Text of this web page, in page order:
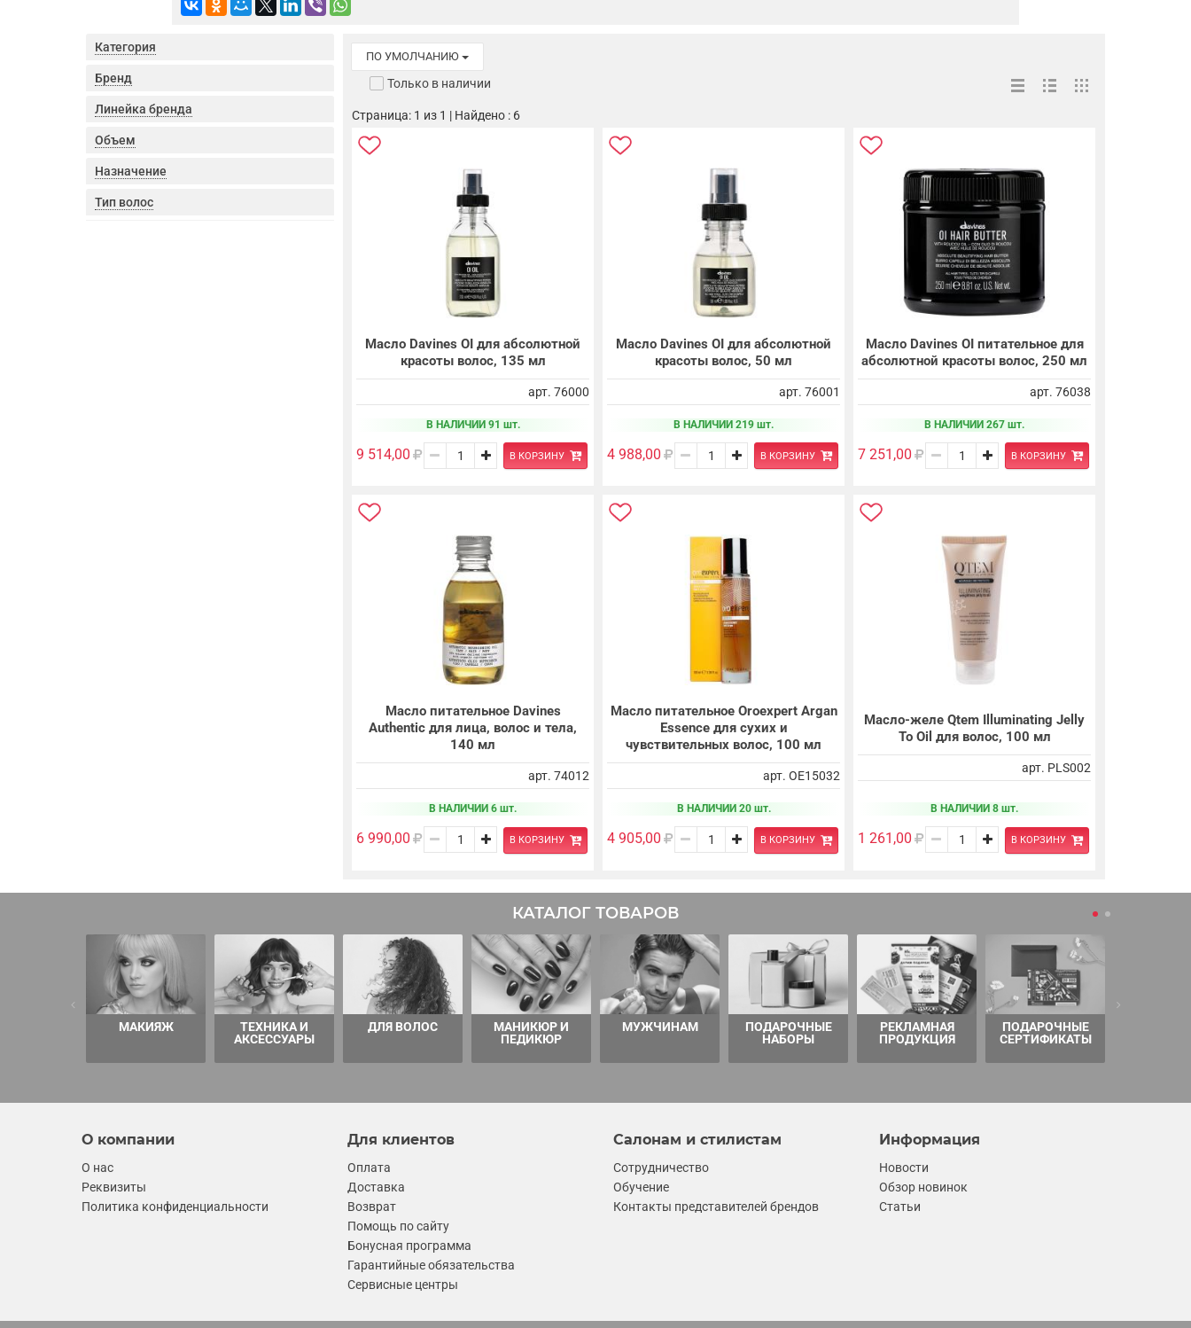
Категория
Бренд
Линейка бренда
Объем
Назначение
Тип волос
ПО УМОЛЧАНИЮ
Только в наличии
Страница: 1 из 1 | Найдено : 6
Масло Davines OI для абсолютной
красоты волос, 135 мл
арт. 76000
В НАЛИЧИИ 91 шт.
9 514,00 В КОРЗИНУ
Масло Davines OI для абсолютной
красоты волос, 50 мл
арт. 76001
В НАЛИЧИИ 219 шт.
4 988,00 В КОРЗИНУ
Масло Davines OI питательное для
абсолютной красоты волос, 250 мл
арт. 76038
В НАЛИЧИИ 267 шт.
7 251,00 В КОРЗИНУ
Масло питательное Davines
Authentic для лица, волос и тела,
140 мл
арт. 74012
В НАЛИЧИИ 6 шт.
6 990,00 В КОРЗИНУ
Масло питательное Oroexpert Argan
Essence для сухих и
чувствительных волос, 100 мл
арт. OE15032
В НАЛИЧИИ 20 шт.
4 905,00 В КОРЗИНУ
Масло-желе Qtem Illuminating Jelly
To Oil для волос, 100 мл
арт. PLS002
В НАЛИЧИИ 8 шт.
1 261,00 В КОРЗИНУ
КАТАЛОГ ТОВАРОВ
МАКИЯЖ
ТЕХНИКА И
АКСЕССУАРЫ
ДЛЯ ВОЛОС
МАНИКЮР И
ПЕДИКЮР
МУЖЧИНАМ
ПОДАРОЧНЫЕ
НАБОРЫ
РЕКЛАМНАЯ
ПРОДУКЦИЯ
ПОДАРОЧНЫЕ
СЕРТИФИКАТЫ
О компании
О нас
Реквизиты
Политика конфиденциальности
Для клиентов
Оплата
Доставка
Возврат
Помощь по сайту
Бонусная программа
Гарантийные обязательства
Сервисные центры
Салонам и стилистам
Сотрудничество
Обучение
Контакты представителей брендов
Информация
Новости
Обзор новинок
Статьи